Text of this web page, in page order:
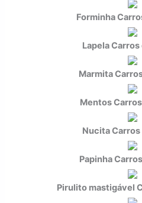
Forminha
Lapela
Marmita
Mentos
Nucita Carros
Papinha
Pirulito mastigável